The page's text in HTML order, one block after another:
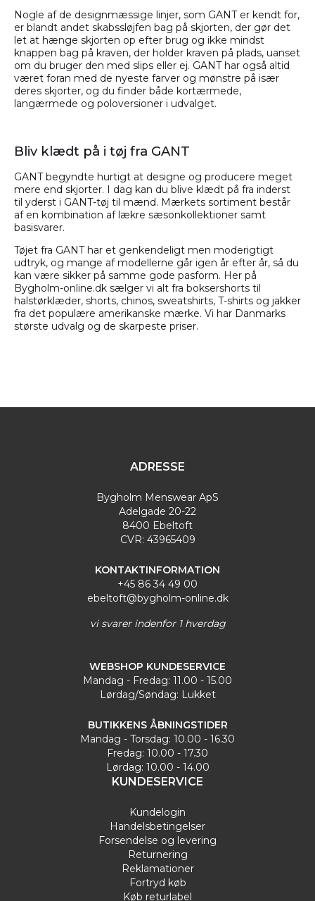
Nogle af de designmæssige linjer, som GANT er kendt for,
er blandt andet skabssløjfen bag på skjorten, der gør det
let at hænge skjorten op efter brug og ikke mindst
knappen bag på kraven, der holder kraven på plads, uanset
om du bruger den med slips eller ej. GANT har også altid
været foran med de nyeste farver og mønstre på især
deres skjorter, og du finder både kortærmede,
langærmede og poloversioner i udvalget.
Bliv klædt på i tøj fra GANT
GANT begyndte hurtigt at designe og producere meget
mere end skjorter. I dag kan du blive klædt på fra inderst
til yderst i GANT-tøj til mænd. Mærkets sortiment består
af en kombination af lækre sæsonkollektioner samt
basisvarer.
Tøjet fra GANT har et genkendeligt men moderigtigt
udtryk, og mange af modellerne går igen år efter år, så du
kan være sikker på samme gode pasform. Her på
Bygholm-online.dk sælger vi alt fra boksershorts til
halstørklæder, shorts, chinos, sweatshirts, T-shirts og jakker
fra det populære amerikanske mærke. Vi har Danmarks
største udvalg og de skarpeste priser.
ADRESSE
Bygholm Menswear ApS
Adelgade 20-22
8400 Ebeltoft
CVR: 43965409
KONTAKTINFORMATION
+45 86 34 49 00
ebeltoft@bygholm-online.dk
vi svarer indenfor 1 hverdag
WEBSHOP KUNDESERVICE
Mandag - Fredag: 11.00 - 15.00
Lørdag/Søndag: Lukket
BUTIKKENS ÅBNINGSTIDER
Mandag - Torsdag: 10.00 - 16.30
Fredag: 10.00 - 17.30
Lørdag: 10.00 - 14.00
KUNDESERVICE
Kundelogin
Handelsbetingelser
Forsendelse og levering
Returnering
Reklamationer
Fortryd køb
Køb returlabel